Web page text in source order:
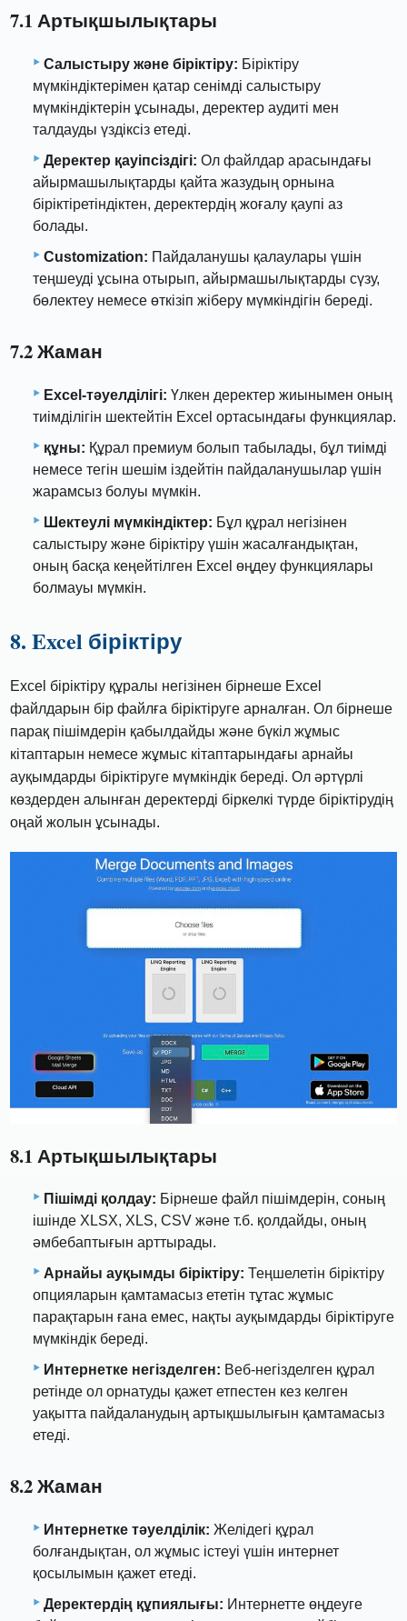
7.1 Артықшылықтары
Салыстыру және біріктіру: Біріктіру
мүмкіндіктерімен қатар сенімді салыстыру
мүмкіндіктерін ұсынады, деректер аудиті мен
талдауды үздіксіз етеді.
Деректер қауіпсіздігі: Ол файлдар арасындағы
айырмашылықтарды қайта жазудың орнына
біріктіретіндіктен, деректердің жоғалу қаупі аз
болады.
Customization: Пайдаланушы қалаулары үшін
теңшеуді ұсына отырып, айырмашылықтарды сүзу,
бөлектеу немесе өткізіп жіберу мүмкіндігін береді.
7.2 Жаман
Excel-тәуелділігі: Үлкен деректер жиынымен оның
тиімділігін шектейтін Excel ортасындағы функциялар.
құны: Құрал премиум болып табылады, бұл тиімді
немесе тегін шешім іздейтін пайдаланушылар үшін
жарамсыз болуы мүмкін.
Шектеулі мүмкіндіктер: Бұл құрал негізінен
салыстыру және біріктіру үшін жасалғандықтан,
оның басқа кеңейтілген Excel өңдеу функциялары
болмауы мүмкін.
8. Excel біріктіру
Excel біріктіру құралы негізінен бірнеше Excel
файлдарын бір файлға біріктіруге арналған. Ол бірнеше
парақ пішімдерін қабылдайды және бүкіл жұмыс
кітаптарын немесе жұмыс кітаптарындағы арнайы
ауқымдарды біріктіруге мүмкіндік береді. Ол әртүрлі
көздерден алынған деректерді біркелкі түрде біріктірудің
оңай жолын ұсынады.
8.1 Артықшылықтары
Пішімді қолдау: Бірнеше файл пішімдерін, соның
ішінде XLSX, XLS, CSV және т.б. қолдайды, оның
әмбебаптығын арттырады.
Арнайы ауқымды біріктіру: Теңшелетін біріктіру
опцияларын қамтамасыз ететін тұтас жұмыс
парақтарын ғана емес, нақты ауқымдарды біріктіруге
мүмкіндік береді.
Интернетке негізделген: Веб-негізделген құрал
ретінде ол орнатуды қажет етпестен кез келген
уақытта пайдаланудың артықшылығын қамтамасыз
етеді.
8.2 Жаман
Интернетке тәуелділік: Желідегі құрал
болғандықтан, ол жұмыс істеуі үшін интернет
қосылымын қажет етеді.
Деректердің құпиялығы: Интернетте өңдеуге